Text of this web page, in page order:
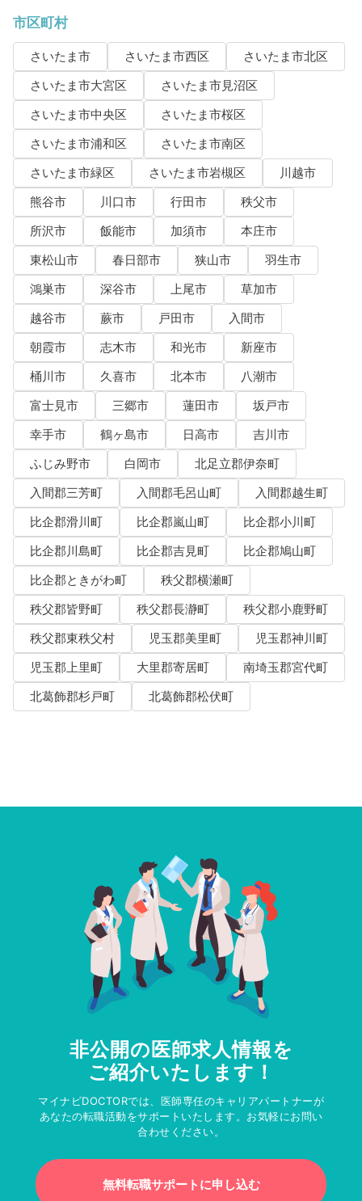
市区町村
さいたま市 さいたま市西区
さいたま市北区
さいたま市大宮区
さいたま市見沼区
さいたま市中央区
さいたま市桜区
さいたま市浦和区
さいたま市南区
さいたま市緑区
さいたま市岩槻区
川越市
熊谷市
川口市 行田市
秩父市
所沢市
飯能市 加須市
本庄市
東松山市
春日部市 狭山市
羽生市
鴻巣市
深谷市 上尾市
草加市
越谷市
蕨市 戸田市
入間市
朝霞市
志木市 和光市
新座市
桶川市
久喜市 北本市
八潮市
富士見市
三郷市 蓮田市
坂戸市
幸手市
鶴ヶ島市 日高市
吉川市
ふじみ野市
白岡市
北足立郡伊奈町
入間郡三芳町
入間郡毛呂山町
入間郡越生町
比企郡滑川町
比企郡嵐山町
比企郡小川町
比企郡川島町
比企郡吉見町
比企郡鳩山町
比企郡ときがわ町
秩父郡横瀬町
秩父郡皆野町
秩父郡長瀞町
秩父郡小鹿野町
秩父郡東秩父村
児玉郡美里町
児玉郡神川町
児玉郡上里町
大里郡寄居町
南埼玉郡宮代町
北葛飾郡杉戸町
北葛飾郡松伏町
非公開の医師求人情報を
ご紹介いたします！
マイナビDOCTORでは、医師専任のキャリアパートナーが
あなたの転職活動をサポートいたします。お気軽にお問い
合わせください。
無料転職サポートに申し込む